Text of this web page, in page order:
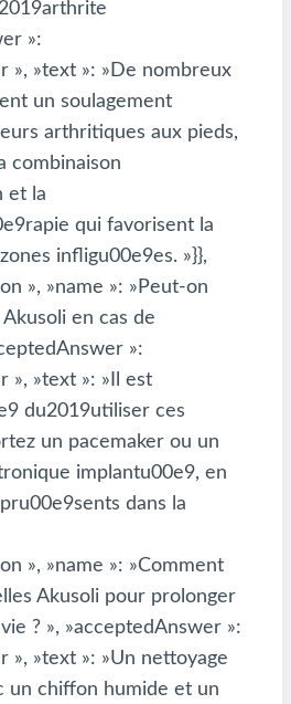
»:
», »text »: »De nombreux
un soulagement
arthritiques aux pieds,
combinaison
et la
qui favorisent la
infligu00e9es. »}},
», »name »: »Peut-on
en cas de
»:
», »text »: »Il est
du2019utiliser ces
un pacemaker ou un
implantu00e9, en
dans la
», »name »: »Comment
Akusoli pour prolonger
? », »acceptedAnswer »:
», »text »: »Un nettoyage
un chiffon humide et un